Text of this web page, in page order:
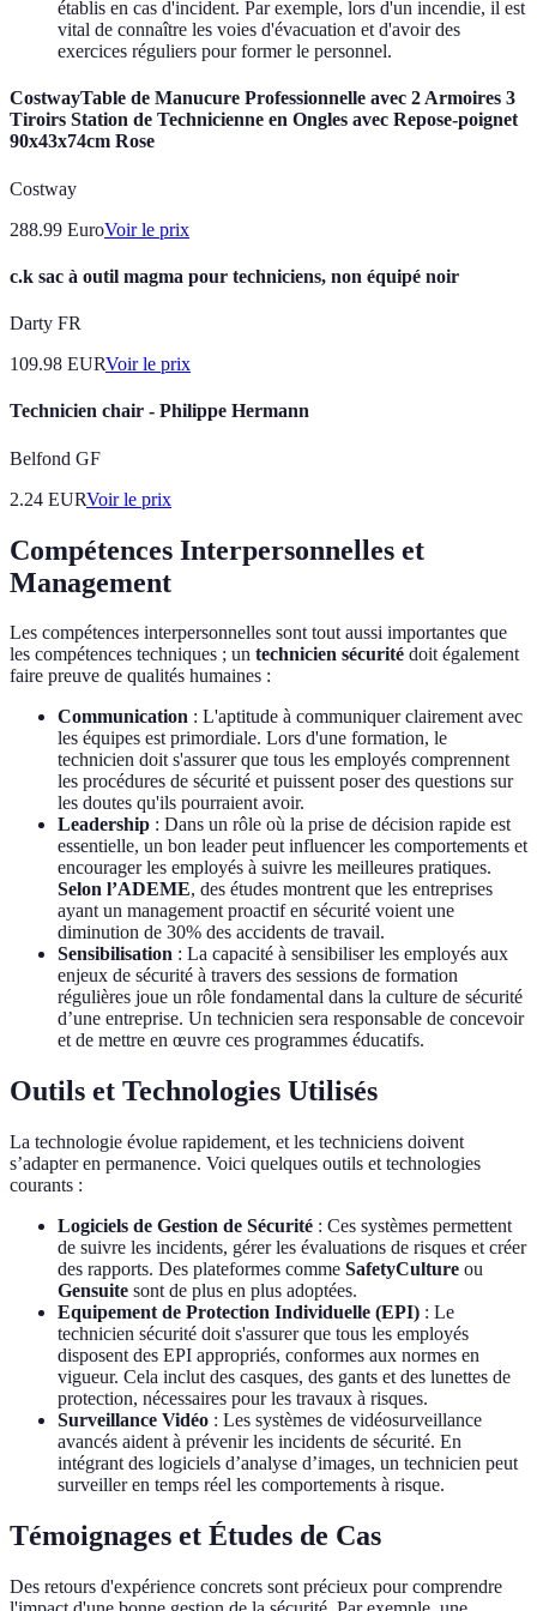
établis en cas d'incident. Par exemple, lors d'un incendie, il est
vital de connaître les voies d'évacuation et d'avoir des
exercices réguliers pour former le personnel.
CostwayTable de Manucure Professionnelle avec 2 Armoires 3
Tiroirs Station de Technicienne en Ongles avec Repose-poignet
90x43x74cm Rose
Costway
288.99 EuroVoir le prix
c.k sac à outil magma pour techniciens, non équipé noir
Darty FR
109.98 EURVoir le prix
Technicien chair - Philippe Hermann
Belfond GF
2.24 EURVoir le prix
Compétences Interpersonnelles et
Management
Les compétences interpersonnelles sont tout aussi importantes que
les compétences techniques ; un technicien sécurité doit également
faire preuve de qualités humaines :
Communication : L'aptitude à communiquer clairement avec
les équipes est primordiale. Lors d'une formation, le
technicien doit s'assurer que tous les employés comprennent
les procédures de sécurité et puissent poser des questions sur
les doutes qu'ils pourraient avoir.
Leadership : Dans un rôle où la prise de décision rapide est
essentielle, un bon leader peut influencer les comportements et
encourager les employés à suivre les meilleures pratiques.
Selon l’ADEME, des études montrent que les entreprises
ayant un management proactif en sécurité voient une
diminution de 30% des accidents de travail.
Sensibilisation : La capacité à sensibiliser les employés aux
enjeux de sécurité à travers des sessions de formation
régulières joue un rôle fondamental dans la culture de sécurité
d’une entreprise. Un technicien sera responsable de concevoir
et de mettre en œuvre ces programmes éducatifs.
Outils et Technologies Utilisés
La technologie évolue rapidement, et les techniciens doivent
s’adapter en permanence. Voici quelques outils et technologies
courants :
Logiciels de Gestion de Sécurité : Ces systèmes permettent
de suivre les incidents, gérer les évaluations de risques et créer
des rapports. Des plateformes comme SafetyCulture ou
Gensuite sont de plus en plus adoptées.
Equipement de Protection Individuelle (EPI) : Le
technicien sécurité doit s'assurer que tous les employés
disposent des EPI appropriés, conformes aux normes en
vigueur. Cela inclut des casques, des gants et des lunettes de
protection, nécessaires pour les travaux à risques.
Surveillance Vidéo : Les systèmes de vidéosurveillance
avancés aident à prévenir les incidents de sécurité. En
intégrant des logiciels d’analyse d’images, un technicien peut
surveiller en temps réel les comportements à risque.
Témoignages et Études de Cas
Des retours d'expérience concrets sont précieux pour comprendre